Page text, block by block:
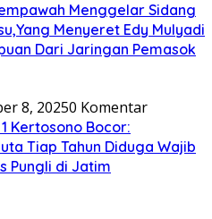
Menggelar Sidang
Menyeret Edy Mulyadi
Dari Jaringan Pemasok
8, 20250 Komentar
Kertosono Bocor:
Tiap Tahun Diduga Wajib
Pungli di Jatim